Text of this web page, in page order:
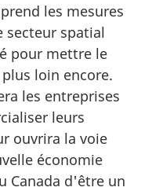
les mesures
secteur spatial
pour mettre le
loin encore.
les entreprises
leurs
ouvrira la voie
économie
Canada d'être un